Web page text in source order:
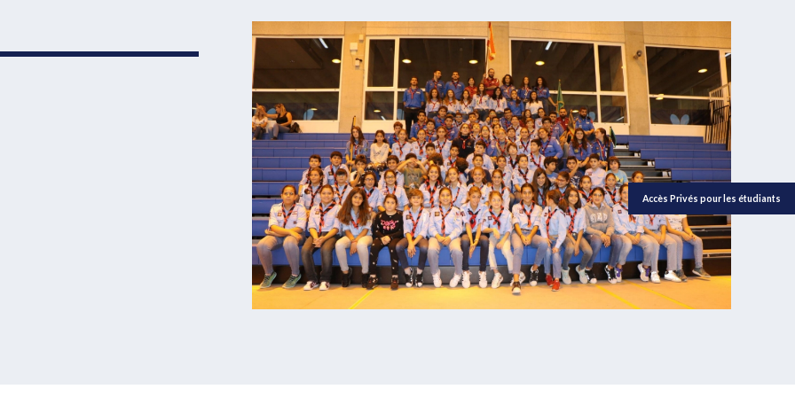
Accès Privés pour les étudiants